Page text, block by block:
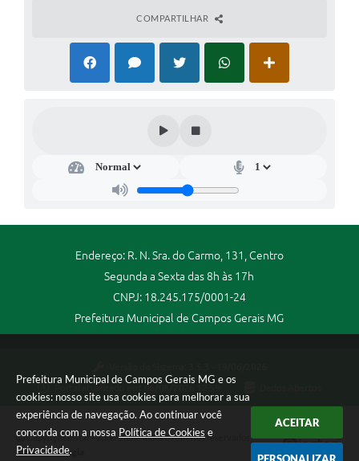
Prefeitura Municipal de Campos Gerais MG e os
cookies: nosso site usa cookies para melhorar a sua
experiência de navegação. Ao continuar você
concorda com a nossa Política de Cookies e
Privacidade.
ACEITAR
COMPARTILHAR
Endereço: R. N. Sra. do Carmo, 131, Centro
Segunda a Sexta das 8h às 17h
CNPJ: 18.245.175/0001-24
Prefeitura Municipal de Campos Gerais MG
Portal atualizado em:
06/08/2026 12:59
Copyright Instar - 2006-2026. Todos os direitos reservados -
Instar Tecnologia